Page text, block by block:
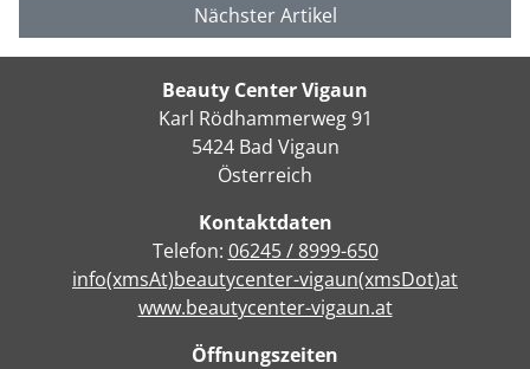
Nächster Artikel
Beauty Center Vigaun
Karl Rödhammerweg 91
5424 Bad Vigaun
Österreich
Kontaktdaten
Telefon: 06245 / 8999-650
info(xmsAt)beautycenter-vigaun(xmsDot)at
www.beautycenter-vigaun.at
Öffnungszeiten